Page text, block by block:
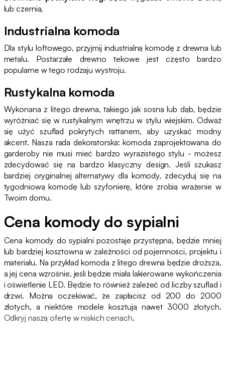
lub czernią.
Industrialna komoda
Dla stylu loftowego, przyjmij industrialną komodę z drewna lub
metalu. Postarzałe drewno tekowe jest często bardzo
popularne w tego rodzaju wystroju.
Rustykalna komoda
Wykonana z litego drewna, takiego jak sosna lub dąb, będzie
wyróżniać się w rustykalnym wnętrzu w stylu wiejskim. Odważ
się użyć szuflad pokrytych rattanem, aby uzyskać modny
akcent. Nasza rada dekoratorska: komoda zaprojektowana do
garderoby nie musi mieć bardzo wyrazistego stylu - możesz
zdecydować się na bardzo klasyczny design. Jeśli szukasz
bardziej oryginalnej alternatywy dla komody, zdecyduj się na
tygodniową komodę lub szyfonierę, które zrobią wrażenie w
Twoim domu.
Cena komody do sypialni
Cena komody do sypialni pozostaje przystępna, będzie mniej
lub bardziej kosztowna w zależności od pojemności, projektu i
materiału. Na przykład komoda z litego drewna będzie droższa,
a jej cena wzrośnie, jeśli będzie miała lakierowane wykończenia
i oświetlenie LED. Będzie to również zależeć od liczby szuflad i
drzwi. Można oczekiwać, że zapłacisz od 200 do 2000
złotych, a niektóre modele kosztują nawet 3000 złotych.
Odkryj naszą ofertę w niskich cenach.